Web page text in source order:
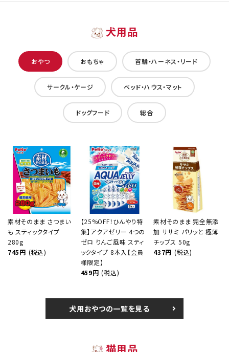
犬用品
おやつ おもちゃ 首輪・ハーネス・リード
サークル・ケージ ベッド・ハウス・マット
ドッグフード 総合
素材そのまま さつまい
も スティックタイプ
280g
745円 (税込)
【25%OFF！ひんやり特
集】アクアゼリー 4つの
ゼロ りんご風味 スティ
ックタイプ 8本入【会員
様限定】
459円 (税込)
素材そのまま 完全無添
加 ササミ パリッと 極薄
チップス 50g
437円 (税込)
犬用おやつの一覧を見る
猫用品